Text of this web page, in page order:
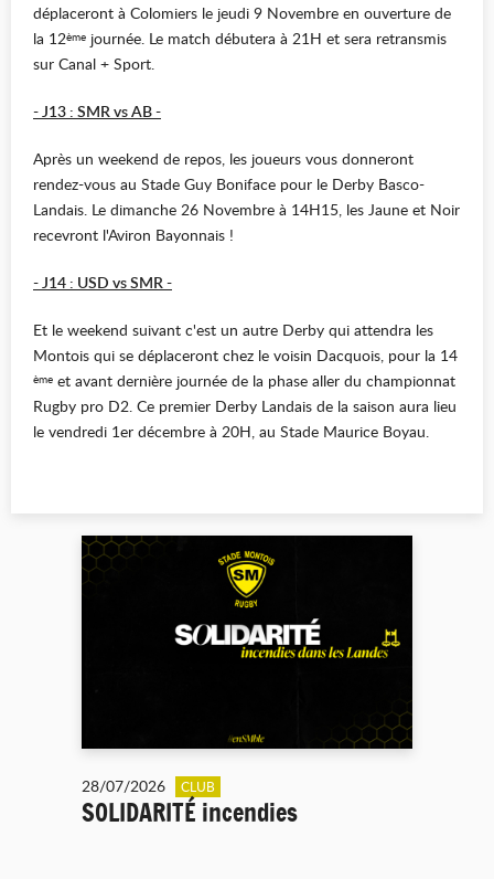
déplaceront à Colomiers le jeudi 9 Novembre en ouverture de
la 12ème journée. Le match débutera à 21H et sera retransmis
sur Canal + Sport.
- J13 : SMR vs AB -
Après un weekend de repos, les joueurs vous donneront
rendez-vous au Stade Guy Boniface pour le Derby Basco-
Landais. Le dimanche 26 Novembre à 14H15, les Jaune et Noir
recevront l'Aviron Bayonnais !
- J14 : USD vs SMR -
Et le weekend suivant c'est un autre Derby qui attendra les
Montois qui se déplaceront chez le voisin Dacquois, pour la 14
ème et avant dernière journée de la phase aller du championnat
Rugby pro D2. Ce premier Derby Landais de la saison aura lieu
le vendredi 1er décembre à 20H, au Stade Maurice Boyau.
28/07/2026 CLUB
SOLIDARITÉ incendies